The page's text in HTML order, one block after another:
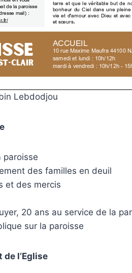
Lebdodjou
paroisse
des familles en deuil
et des mercis
20 ans au service de la
sur la paroisse
l’Eglise